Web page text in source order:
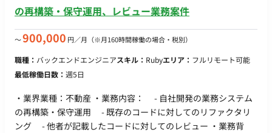
の再構築・保守運用、レビュー業務案件
〜900,000 円／月 （※月160時間稼働の場合・税別）
職種： バックエンドエンジニアスキル： Rubyエリア： フルリモート可能
最低稼働日数： 週5日
・業界業種：不動産 ・業務内容： - 自社開発の業務システム
の再構築・保守運用 - 既存のコードに対してのリファクタリ
ング - 他者が記載したコードに対してのレビュー ・業務背